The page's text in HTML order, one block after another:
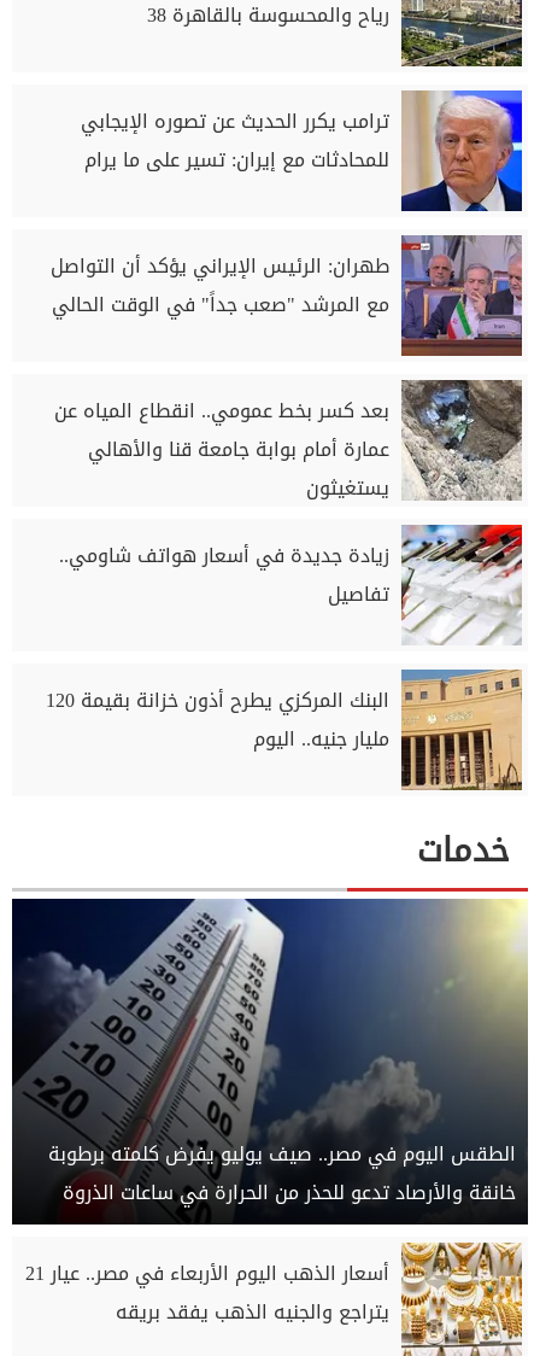
رياح والمحسوسة بالقاهرة 38
ترامب يكرر الحديث عن تصوره الإيجابي
للمحادثات مع إيران: تسير ‌على ما يرام
طهران: الرئيس الإيراني يؤكد أن التواصل
مع المرشد "صعب جداً" في الوقت الحالي
بعد كسر بخط عمومي.. انقطاع المياه عن
عمارة أمام بوابة جامعة قنا والأهالي
يستغيثون
زيادة جديدة في أسعار هواتف شاومي..
تفاصيل
البنك المركزي يطرح أذون خزانة بقيمة 120
مليار جنيه.. اليوم
خدمات
الطقس اليوم في مصر.. صيف يوليو يفرض كلمته برطوبة
خانقة والأرصاد تدعو للحذر من الحرارة في ساعات الذروة
أسعار الذهب اليوم الأربعاء في مصر.. عيار 21
يتراجع والجنيه الذهب يفقد بريقه